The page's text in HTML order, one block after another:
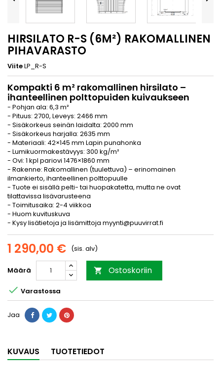
HIRSILATO R-S (6M²) RAKOMALLINEN
PIHAVARASTO
ViiteLP_R-S
Kompakti 6 m² rakomallinen hirsilato –
ihanteellinen polttopuiden kuivaukseen
- Pohjan ala: 6,3 m²
- Pituus: 2700, Leveys: 2466 mm
- Sisäkorkeus seinän laidalta: 2000 mm
- Sisäkorkeus harjalla: 2635 mm
- Materiaali: 42×145 mm Lapin punahonka
- Lumikuormakestävyys: 300 kg/m²
- Ovi: 1 kpl pariovi 1476×1860 mm
- Rakenne: Rakomallinen (tuulettuva) – erinomainen
ilmankierto, ihanteellinen polttopuulle
- Tuote ei sisällä pelti- tai huopakatetta, mutta ne ovat
tilattavissa lisävarusteena
- Toimitusaika: 2-4 viikkoa
- Huom kuvituskuva
- Kysy lisätietoja ja lisämittoja myynti@puuvirrat.fi
1 290,00 € (sis. alv)
Määrä  Ostoskoriin
 Varastossa
Jaa
KUVAUS TUOTETIEDOT